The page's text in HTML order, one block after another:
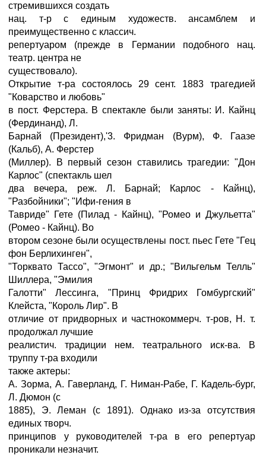
стремившихся создать
нац. т-р с единым художеств. ансамблем и
преимущественно с классич.
репертуаром (прежде в Германии подобного нац.
театр. центра не
существовало).
Открытие т-ра состоялось 29 сент. 1883 трагедией
"Коварство и любовь"
в пост. Ферстера. В спектакле были заняты: И. Кайнц
(Фердинанд), Л.
Барнай (Президент),'3. Фридман (Вурм), Ф. Гаазе
(Кальб), А. Ферстер
(Миллер). В первый сезон ставились трагедии: "Дон
Карлос" (спектакль шел
два вечера, реж. Л. Барнай; Карлос - Кайнц),
"Разбойники"; "Ифи-гения в
Тавриде" Гете (Пилад - Кайнц), "Ромео и Джульетта"
(Ромео - Кайнц). Во
втором сезоне были осуществлены пост. пьес Гете "Гец
фон Берлихинген",
"Торквато Тассо", "Эгмонт" и др.; "Вильгельм Телль"
Шиллера, "Эмилия
Галотти" Лессинга, "Принц Фридрих Гомбургский"
Клейста, "Король Лир". В
отличие от придворных и частнокоммерч. т-ров, Н. т.
продолжал лучшие
реалистич. традиции нем. театрального иск-ва. В
труппу т-ра входили
также актеры:
А. Зорма, А. Гаверланд, Г. Ниман-Рабе, Г. Кадель-бург,
Л. Дюмон (с
1885), Э. Леман (с 1891). Однако из-за отсутствия
единых творч.
принципов у руководителей т-ра в его репертуар
проникали незначит.